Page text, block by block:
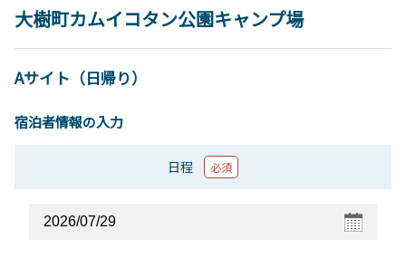
大樹町カムイコタン公園キャンプ場
Aサイト（日帰り）
宿泊者情報の入力
日程 必須